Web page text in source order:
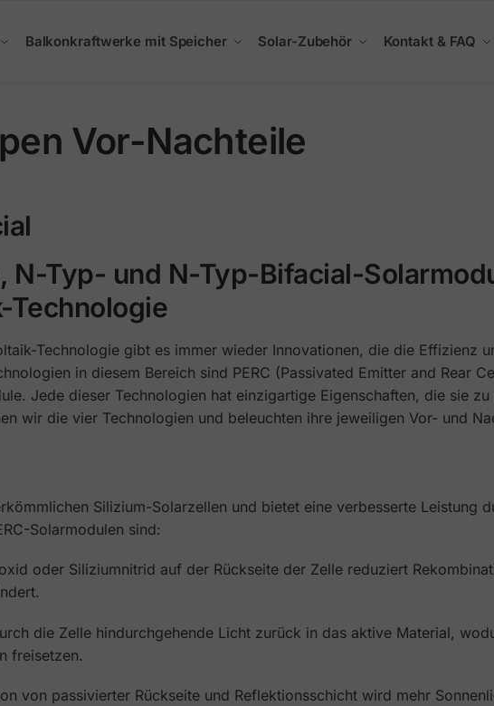
Balkonkraftwerke mit Speicher Solar-Zubehör Kontakt & FAQ
Vor-Nachteile
N-Typ- und N-Typ-Bifacial-
Technologie
Technologie gibt es immer wieder Innovationen, die die Effizienz
in diesem Bereich sind PERC (Passivated Emitter and Rear
Jede dieser Technologien hat einzigartige Eigenschaften, die sie
wir die vier Technologien und beleuchten ihre jeweiligen Vor- und
Silizium-Solarzellen und bietet eine verbesserte Leistung
Solarmodulen sind:
oder Siliziumnitrid auf der Rückseite der Zelle reduziert
die Zelle hindurchgehende Licht zurück in das aktive Material,
freisetzen.
von passivierter Rückseite und Reflektionsschicht wird mehr